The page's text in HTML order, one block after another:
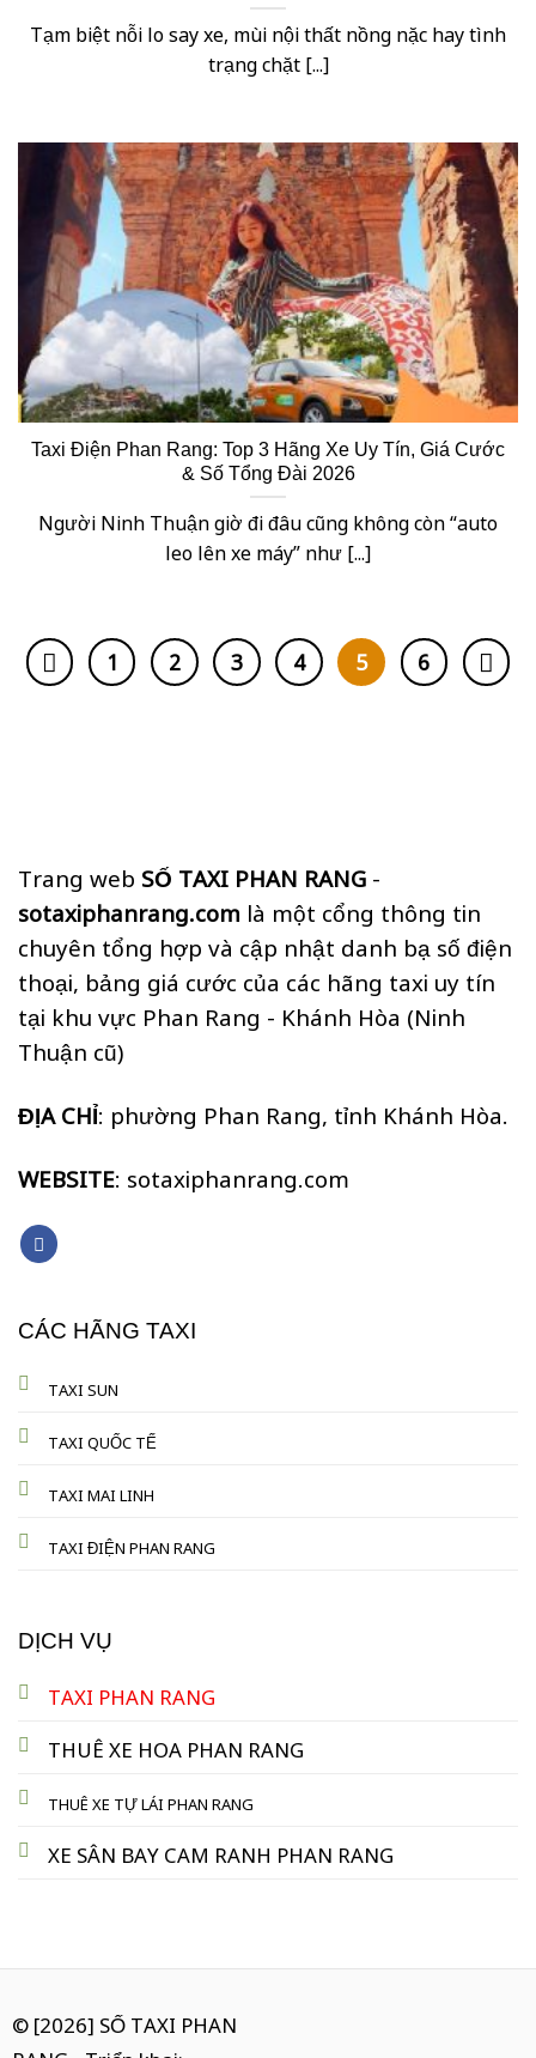
Tạm biệt nỗi lo say xe, mùi nội thất nồng nặc hay tình
trạng chặt [...]
Taxi Điện Phan Rang: Top 3 Hãng Xe Uy Tín, Giá Cước
& Số Tổng Đài 2026
Người Ninh Thuận giờ đi đâu cũng không còn “auto
leo lên xe máy” như [...]
1 2 3 4 5 6
Trang web SỐ TAXI PHAN RANG -
sotaxiphanrang.com là một cổng thông tin
chuyên tổng hợp và cập nhật danh bạ số điện
thoại, bảng giá cước của các hãng taxi uy tín
tại khu vực Phan Rang - Khánh Hòa (Ninh
Thuận cũ)
ĐỊA CHỈ: phường Phan Rang, tỉnh Khánh Hòa.
WEBSITE: sotaxiphanrang.com
CÁC HÃNG TAXI
TAXI SUN
TAXI QUỐC TẾ
TAXI MAI LINH
TAXI ĐIỆN PHAN RANG
DỊCH VỤ
TAXI PHAN RANG
THUÊ XE HOA PHAN RANG
THUÊ XE TỰ LÁI PHAN RANG
XE SÂN BAY CAM RANH PHAN RANG
© [2026] SỐ TAXI PHAN